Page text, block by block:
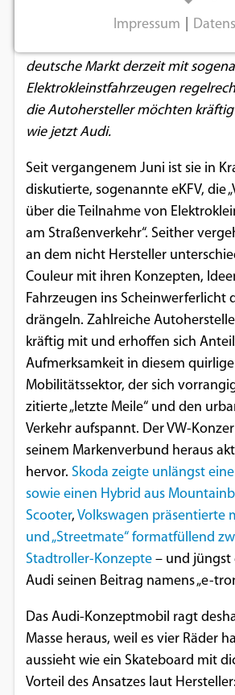
Nachdem der Gesetzgeber
deutsche Markt derzeit mit
Elektrokleinstfahrzeugen
die Autohersteller möchten
wie jetzt Audi.
Seit vergangenem Juni ist sie in
diskutierte, sogenannte eKFV, die
über die Teilnahme von
am Straßenverkehr“. Seither
an dem nicht Hersteller
Couleur mit ihren Konzepten,
Fahrzeugen ins Scheinwerferlicht
drängeln. Zahlreiche
kräftig mit und erhoffen sich
Aufmerksamkeit in diesem
Mobilitätssektor, der sich
zitierte „letzte Meile“ und den
Verkehr aufspannt. Der VW-
seinem Markenverbund heraus
hervor. Skoda zeigte unlängst
sowie einen Hybrid aus
Scooter, Volkswagen präsentierte
und „Streetmate“ formatfüllend
Stadtroller-Konzepte– und jüngst
Audi seinen Beitrag namens „e-
Das Audi-Konzeptmobil ragt
Masse heraus, weil es vier Räder
aussieht wie ein Skateboard mit
Vorteil des Ansatzes laut
Notwendige Cookies
grundlegende Funktionen
einwandfreie Funktion der
erforderlich.
Einverständnis-Cookie
Name:
cookie_consent
Dieser Cookie speichert die
Einverständnis-Optionen
Cookie Laufzeit:
1 Jahr
EXTERNE MEDIEN
Um Inhalte von
Social Media Plattformen
können, werden von diesen
Medien Cookies gesetzt.
YouTube
Vimeo
Impressum